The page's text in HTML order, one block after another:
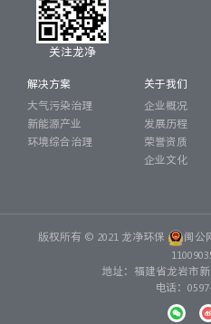
关注龙净
解决方案
大气污染治理
新能源产业
环境综合治理
关于我们
企业概况
发展历程
荣誉资质
企业文化
版权所有 © 2021 龙净环保 闽公
地址：福建省龙岩市
电话：